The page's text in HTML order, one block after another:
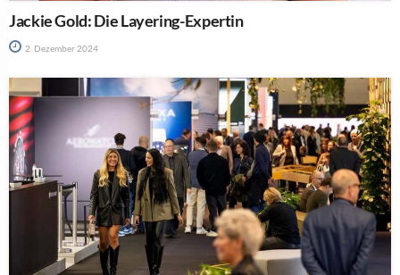
Jackie Gold: Die Layering-Expertin
2. Dezember 2024